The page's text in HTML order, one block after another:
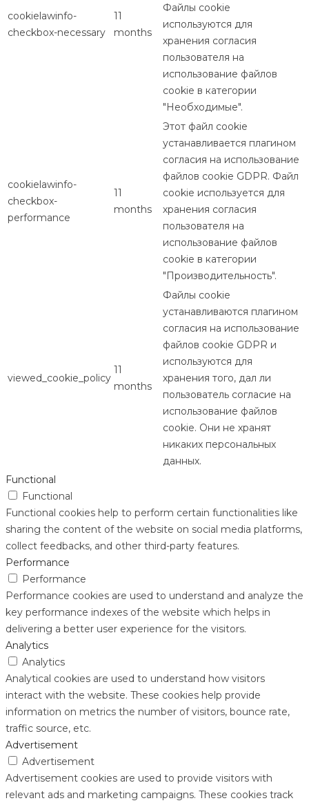
cookielawinfo-
checkbox-necessary
11
months
Файлы cookie
используются для
хранения согласия
пользователя на
использование файлов
cookie в категории
"Необходимые".
cookielawinfo-
checkbox-
performance
11
months
Этот файл cookie
устанавливается плагином
согласия на использование
файлов cookie GDPR. Файл
cookie используется для
хранения согласия
пользователя на
использование файлов
cookie в категории
"Производительность".
viewed_cookie_policy
11
months
Файлы cookie
устанавливаются плагином
согласия на использование
файлов cookie GDPR и
используются для
хранения того, дал ли
пользователь согласие на
использование файлов
cookie. Они не хранят
никаких персональных
данных.
Functional
Functional
Functional cookies help to perform certain functionalities like
sharing the content of the website on social media platforms,
collect feedbacks, and other third-party features.
Performance
Performance
Performance cookies are used to understand and analyze the
key performance indexes of the website which helps in
delivering a better user experience for the visitors.
Analytics
Analytics
Analytical cookies are used to understand how visitors
interact with the website. These cookies help provide
information on metrics the number of visitors, bounce rate,
traffic source, etc.
Advertisement
Advertisement
Advertisement cookies are used to provide visitors with
relevant ads and marketing campaigns. These cookies track